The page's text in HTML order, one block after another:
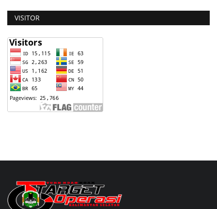
VISITOR